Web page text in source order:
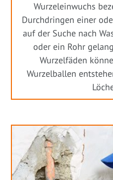
Wurzeleinwuchs
Durchdringen einer
auf der Suche nach
oder ein Rohr
Wurzelfäden
Wurzelballen